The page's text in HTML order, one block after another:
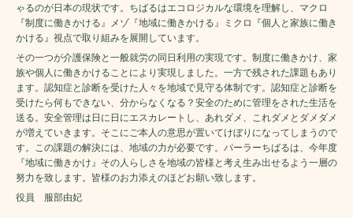
ゃるのが日本の現状です。ちばるはエコロジカルな環境を理解し、マクロ
『制度に働きかける』メゾ『地域に働きかける』ミクロ『個人と家族に働き
かける』視点で取り組みを展開しています。
その一つが介護保険と一般就労の同日利用の実現です。制度に働きかけ、家
族や個人に働きかけることにより実現しました。一方で残された課題もあり
ます。認知症と診断を受けた人々を地域で見守る体制です。認知症と診断を
受けたら何もできない、分からなくなる？安全のために管理をされた生活を
送る。安全管理は日に日にエスカレートし、あれダメ、これダメとダメダメ
が増えていきます。そこにご本人の意思が置いてけぼりになってしまうので
す。この課題の解決には、地域の力が必要です。パーラーちばるは、今年度
『地域に働きかけ』その人らしさを地域の皆様と考え生み出せるよう一層の
努力を致します。皆様のお力添えのほどお願い致します。
役員 服部由妃